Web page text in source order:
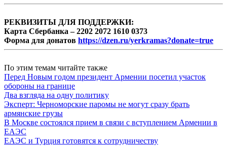
РЕКВИЗИТЫ ДЛЯ ПОДДЕРЖКИ:
Карта Сбербанка – 2202 2072 1610 0373
Форма для донатов https://dzen.ru/yerkramas?donate=true
По этим темам читайте также
Перед Новым годом президент Армении посетил участок
обороны на границе
Два взгляда на одну политику
Эксперт: Черноморские паромы не могут сразу брать
армянские грузы
В Москве состоялся прием в связи с вступлением Армении в
ЕАЭС
ЕАЭС и Турция готовятся к сотрудничеству